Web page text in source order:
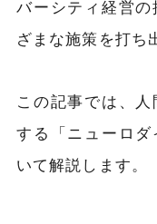
バーシティ経営の
ざまな施策を打ち
この記事では、
する「ニューロ
いて解説します。